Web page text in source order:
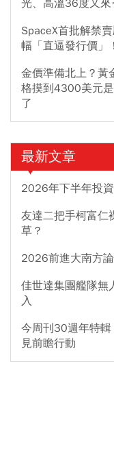
光、高溫36度又
SpaceX首批解禁
幅「直逼發行價」
金價準備北上？黃
格摸到4300美元
了
最新文章
2026年下半年投
友達二把手柯富仁
草？
2026前進大南方
佳世達集團艦隊無
入
今周刊30週年特
見前瞻行動